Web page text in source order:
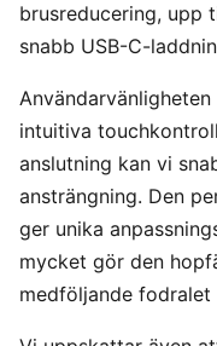
brusreducering, upp
snabb USB-C-
intuitiva
anslutning kan vi
ansträngning. Den
ger unika
mycket gör den
medföljande